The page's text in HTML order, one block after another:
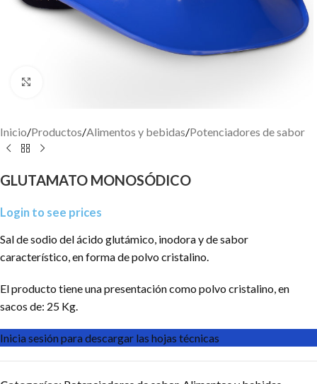
Inicio/Productos/Alimentos y bebidas/Potenciadores de sabor
GLUTAMATO MONOSÓDICO
Login to see prices
Sal de sodio del ácido glutámico, inodora y de sabor
característico, en forma de polvo cristalino.
El producto tiene una presentación como polvo cristalino, en
sacos de: 25 Kg.
Inicia sesión para descargar las hojas técnicas